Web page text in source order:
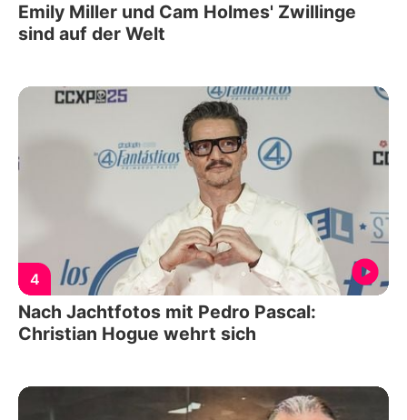
Emily Miller und Cam Holmes' Zwillinge
sind auf der Welt
4
Nach Jachtfotos mit Pedro Pascal:
Christian Hogue wehrt sich